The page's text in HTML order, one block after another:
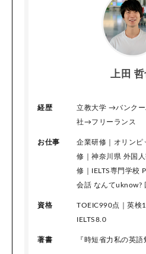
上田
経歴
立教大学 →バンク
社→フリーランス
お仕事
企業研修｜オリンピ
修｜神奈川県 外国
修｜IELTS専門学校
会話 なんてuknow?
資格
TOEIC990点｜英検
IELTS8.0
著書 『時短省力私の英